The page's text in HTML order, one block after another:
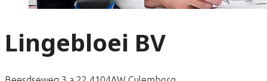
Lingebloei BV